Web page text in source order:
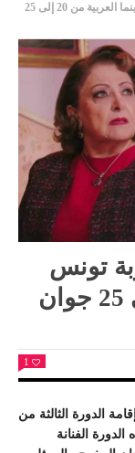
الدورة الثالثة لمهرجان جربة تونس للسينما العربية من 20 إلى 25
تونس
للسينما العربية من 20 إلى 25 جوان
1
الدورة الثالثة من
هذه الدورة الفنانة